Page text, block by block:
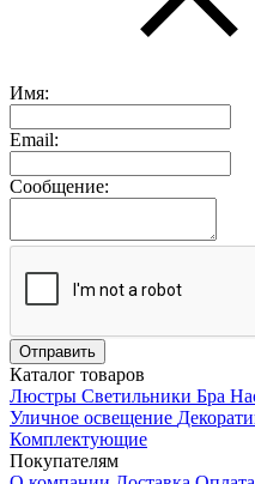
Имя:
Email:
Сообщение:
Каталог товаров
Люстры Светильники Бра
Уличное освещение
Комплектующие
Покупателям